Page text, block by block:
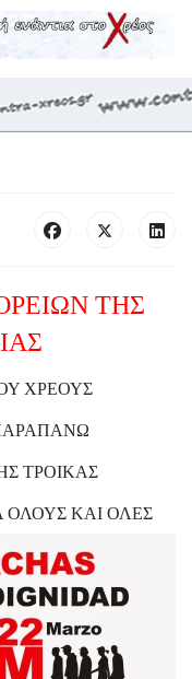
ΤΗΣ
ΧΡΕΟΥΣ
ΤΡΟΙΚΑΣ
ΟΛΟΥΣ ΚΑΙ ΟΛΕΣ